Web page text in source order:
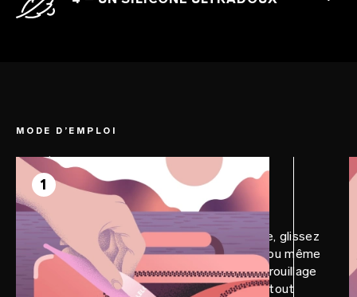
variables, du murmure aguicheur à la
MODE D’EMPLOI
1
ÉTAPE 1
Préliminaires
Avant votre prochaine grande aventure, glissez
LELO DOT™ Travel dans votre valise ou même
un petit sac à main. La fonction de verrouillage
en voyage assurera votre discrétion à tout